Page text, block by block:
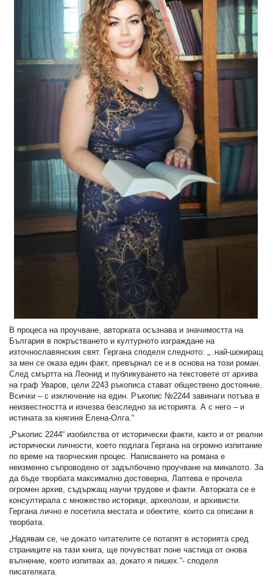
В процеса на проучване, авторката осъзнава и значимостта на
България в покръстването и културното изграждане на
източнославянския свят. Гергана споделя следното: „..най-шокиращ
за мен се оказа един факт, превърнал се и в основа на този роман.
След смъртта на Леонид и публикуването на текстовете от архива
на граф Уваров, цели 2243 ръкописа стават обществено достояние.
Всички – с изключение на един. Ръкопис №2244 завинаги потъва в
неизвестността и изчезва безследно за историята. А с него – и
истината за княгиня Елена-Олга.“
„Ръкопис 2244“ изобилства от исторически факти, както и от реални
исторически личности, което подлага Гергана на огромно изпитание
по време на творческия процес. Написването на романа е
неизменно съпроводено от задълбочено проучване на миналото. За
да бъде творбата максимално достоверна, Лаптева е прочела
огромен архив, съдържащ научи трудове и факти. Авторката се е
консултирала с множество историци, археолози, и архивисти.
Гергана лично е посетила местата и обектите, които са описани в
творбата.
„Надявам се, че докато читателите се потапят в историята сред
страниците на тази книга, ще почувстват поне частица от онова
вълнение, което изпитвах аз, докато я пишех.“- споделя
писателката.